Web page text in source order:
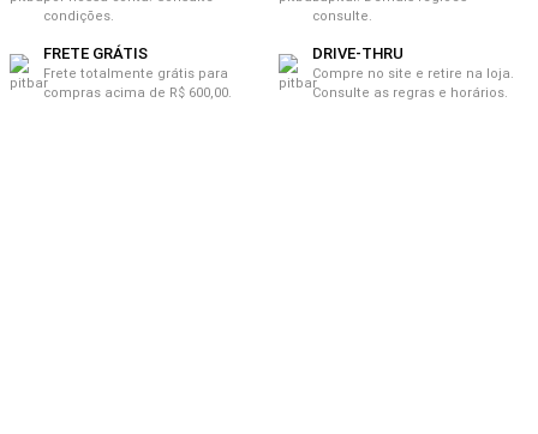
condições.
consulte.
FRETE GRÁTIS
Frete totalmente grátis para
compras acima de R$ 600,00.
DRIVE-THRU
Compre no site e retire na loja.
Consulte as regras e horários.